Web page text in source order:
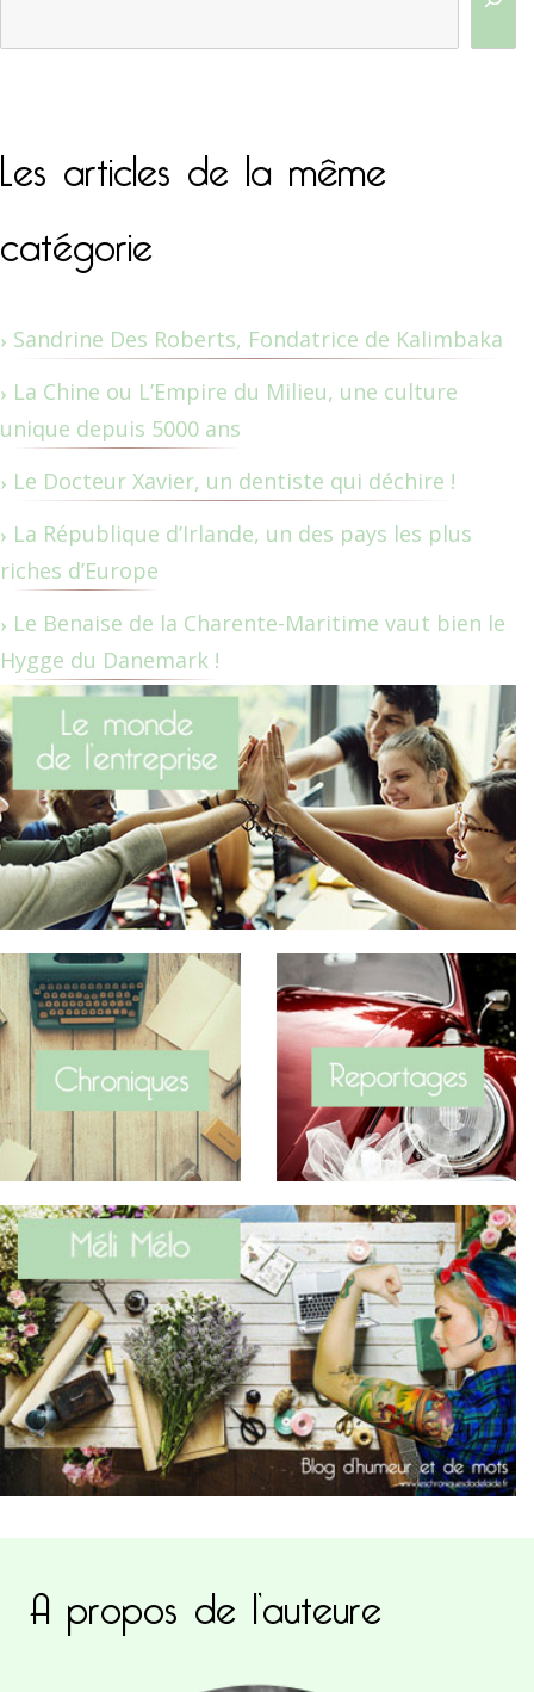
Les articles de la même
catégorie
Sandrine Des Roberts, Fondatrice de Kalimbaka
La Chine ou L’Empire du Milieu, une culture
unique depuis 5000 ans
Le Docteur Xavier, un dentiste qui déchire !
La République d’Irlande, un des pays les plus
riches d’Europe
Le Benaise de la Charente-Maritime vaut bien le
Hygge du Danemark !
A propos de l’auteure